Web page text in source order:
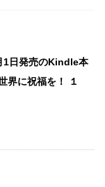
1日発売のKindle本
界に祝福を！ １